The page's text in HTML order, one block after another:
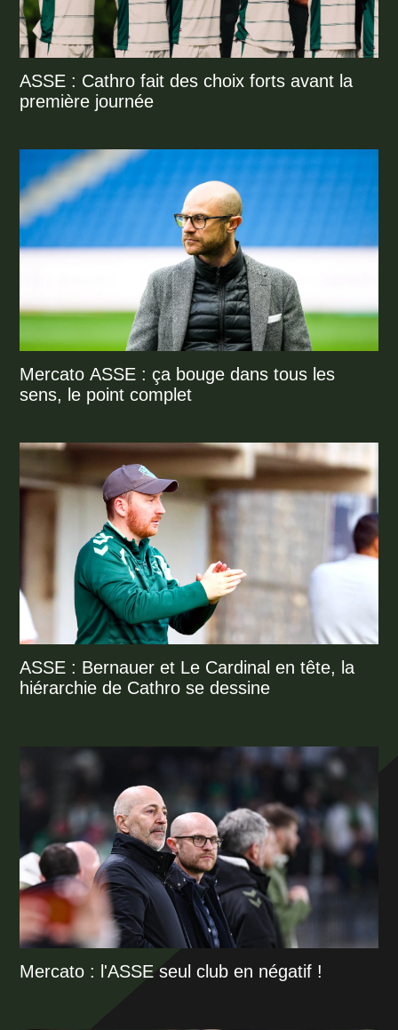
ASSE : Cathro fait des choix forts avant la
première journée
Mercato ASSE : ça bouge dans tous les
sens, le point complet
ASSE : Bernauer et Le Cardinal en tête, la
hiérarchie de Cathro se dessine
Mercato : l'ASSE seul club en négatif !